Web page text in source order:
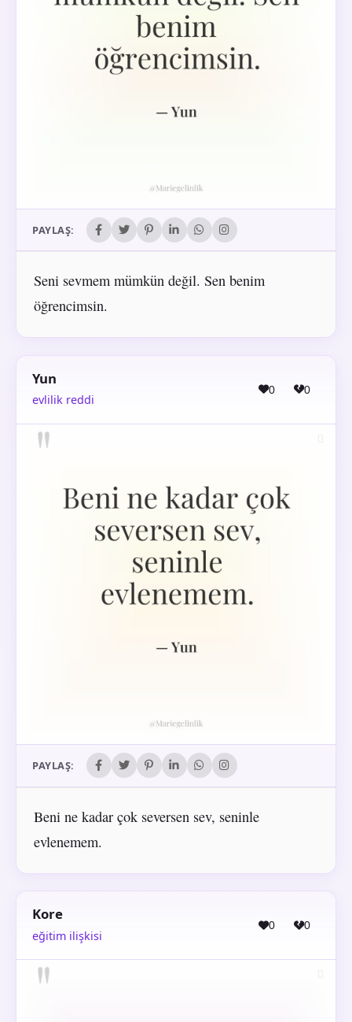
PAYLAŞ:
Seni sevmem mümkün değil. Sen benim
öğrencimsin.
Yun
evlilik reddi
0 0
PAYLAŞ:
Beni ne kadar çok seversen sev, seninle
evlenemem.
Kore
eğitim ilişkisi
0 0